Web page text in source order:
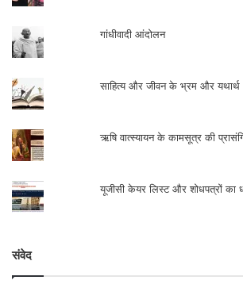
गांधीवादी आंदोलन
साहित्य और जीवन के भ्रम और यथार्थ
ऋषि वात्स्यायन के कामसूत्र की
यूजीसी केयर लिस्ट और शोधपत्रों का
संवेद